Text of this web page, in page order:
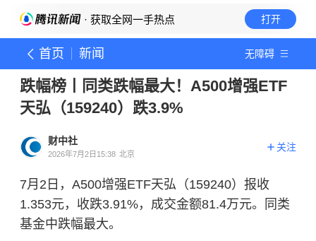
· 获取全网一手热点 打开
首页 新闻 无障碍
跌幅榜丨同类跌幅最大！A500增强ETF
天弘（159240）跌3.9%
财中社
2026年7月2日15:38 北京
关注
7月2日，A500增强ETF天弘（159240）报收
1.353元，收跌3.91%，成交金额81.4万元。同类
基金中跌幅最大。